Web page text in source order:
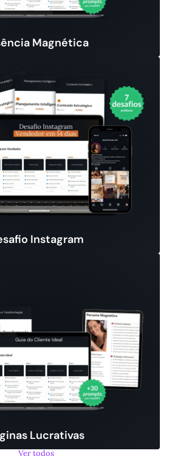
Magnética
Instagram
Lucrativas
Ver todos